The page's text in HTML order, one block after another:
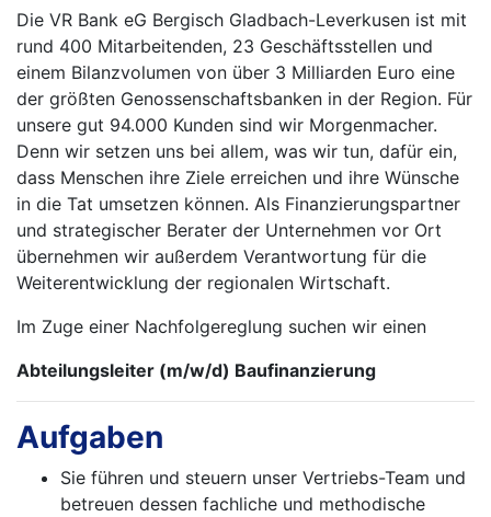
Die VR Bank eG Bergisch Gladbach-Leverkusen ist mit
rund 400 Mitarbeitenden, 23 Geschäftsstellen und
einem Bilanzvolumen von über 3 Milliarden Euro eine
der größten Genossenschaftsbanken in der Region. Für
unsere gut 94.000 Kunden sind wir Morgenmacher.
Denn wir setzen uns bei allem, was wir tun, dafür ein,
dass Menschen ihre Ziele erreichen und ihre Wünsche
in die Tat umsetzen können. Als Finanzierungspartner
und stra­tegischer Berater der Unternehmen vor Ort
übernehmen wir außerdem Verantwortung für die
Weiterentwicklung der regionalen Wirtschaft.
Im Zuge einer Nachfolgereglung suchen wir einen
Abteilungsleiter (m/w/d) Baufinanzierung
Aufgaben
Sie führen und steuern unser Vertriebs-Team und
betreuen dessen fachliche und methodische